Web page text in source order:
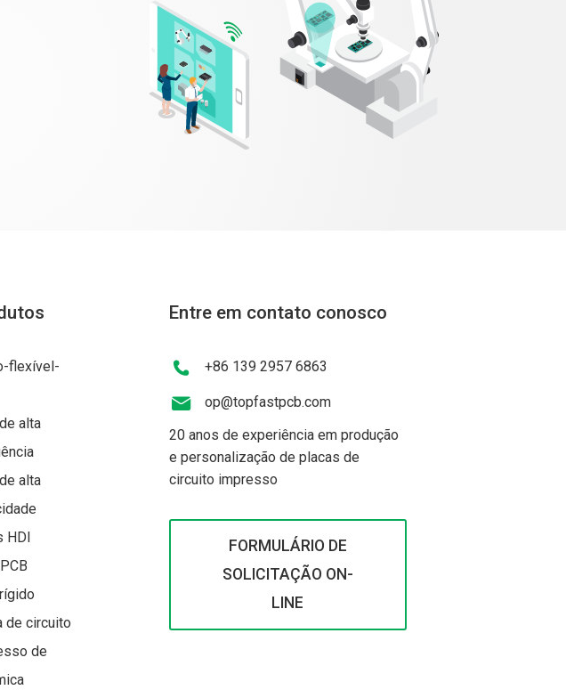
flexível-
alta
alta
HDI
de circuito
de
Entre em contato conosco
+86 139 2957 6863
op@topfastpcb.com
20 anos de experiência em produção
e personalização de placas de
circuito impresso
FORMULÁRIO DE
SOLICITAÇÃO ON-
LINE